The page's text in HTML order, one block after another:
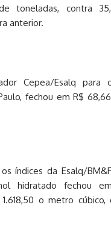
toneladas, contra
anterior.
Cepea/Esalq para
fechou em R$
índices da Esalq/
hidratado fechou
o metro